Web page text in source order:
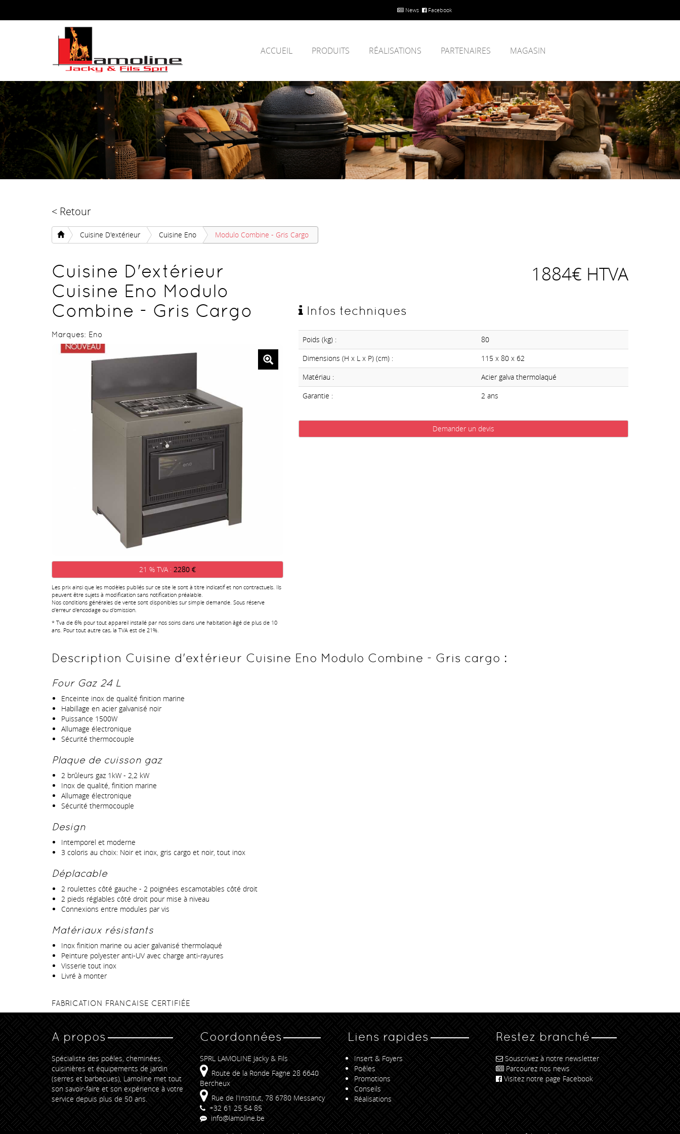
News Facebook
ACCUEIL PRODUITS RÉALISATIONS PARTENAIRES MAGASIN
< Retour
Cuisine D'extérieur Cuisine Eno Modulo Combine - Gris Cargo
Cuisine D'extérieur
Cuisine Eno Modulo
Combine - Gris Cargo
Marques: Eno
21 % TVA : 2280 €
Les prix ainsi que les modèles publiés sur ce site le sont à titre indicatif et non contractuels. Ils
peuvent être sujets à modification sans notification préalable.
Nos conditions générales de vente sont disponibles sur simple demande. Sous réserve
d'erreur d'encodage ou d'omission.
* Tva de 6% pour tout appareil installé par nos soins dans une habitation âgé de plus de 10
ans. Pour tout autre cas, la TVA est de 21%.
1884€ HTVA
Infos techniques
Poids (kg) :
80
Dimensions (H x L x P) (cm) :
115 x 80 x 62
Matériau :
Acier galva thermolaqué
Garantie :
2 ans
Demander un devis
Description Cuisine d'extérieur Cuisine Eno Modulo Combine - Gris cargo :
Four Gaz 24 L
Enceinte inox de qualité finition marine
Habillage en acier galvanisé noir
Puissance 1500W
Allumage électronique
Sécurité thermocouple
Plaque de cuisson gaz
2 brûleurs gaz 1kW - 2,2 kW
Inox de qualité, finition marine
Allumage électronique
Sécurité thermocouple
Design
Intemporel et moderne
3 coloris au choix: Noir et inox, gris cargo et noir, tout inox
Déplacable
2 roulettes côté gauche - 2 poignées escamotables côté droit
2 pieds réglables côté droit pour mise à niveau
Connexions entre modules par vis
Matériaux résistants
Inox finition marine ou acier galvanisé thermolaqué
Peinture polyester anti-UV avec charge anti-rayures
Visserie tout inox
Livré à monter
FABRICATION FRANCAISE CERTIFIÉE
A propos
Spécialiste des poêles, cheminées,
cuisinières et équipements de jardin
(serres et barbecues), Lamoline met tout
son savoir-faire et son expérience à votre
service depuis plus de 50 ans.
Coordonnées
SPRL LAMOLINE Jacky & Fils
Route de la Ronde Fagne 28 6640
Bercheux
Rue de l'Institut, 78 6780 Messancy
+32 61 25 54 85
info@lamoline.be
Liens rapides
Insert & Foyers
Poêles
Promotions
Conseils
Réalisations
Restez branché
Souscrivez à notre newsletter
Parcourez nos news
Visitez notre page Facebook